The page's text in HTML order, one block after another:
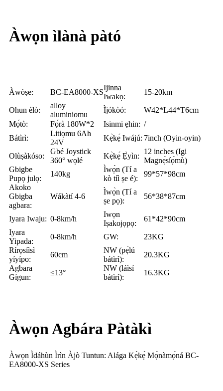
Àwọn ìlànà pàtó
Àwòṣe: BC-EA8000-XS
Ijinna
Iwakọ:
15-20km
Ohun èlò:
alloy
aluminiomu
Ìjókòó:
W42*L44*T6cm
Mọ́tò:
Fọ́rà 180W*2 Isinmi ẹhin: /
Bátìrì:
Litiọmu 6Ah
24V
Kẹ̀kẹ́ Iwájú: 7inch (Oyin-oyin)
Olùṣàkóso:
Gbé Joystick
360° wọlé
Kẹ̀kẹ́ Ẹ̀yìn:
12 inches (Igi
Magnẹ́síọ́mù)
Gbigbe
Pupọ julọ:
140kg
Ìwọ̀n (Tí a
kò tíì ṣe é):
99*57*98cm
Akoko
Gbigba
agbara:
Wákàtí 4-6
Ìwọ̀n (Tí a
ṣe pọ):
56*38*87cm
Iyara Iwaju: 0-8km/h
Iwọn
Iṣakojọpọ:
61*42*90cm
Iyara
Yipada:
0-8km/h GW:
23KG
Rírọsíìsì
yíyípo:
60cm
NW (pẹ̀lú
bátìrì):
20.3KG
Agbara
Gígun:
≤13°
NW (láìsí
bátìrì):
16.3KG
Àwọn Agbára Pàtàkì
Àwọn Ìdáhùn Ìrìn Àjò Tuntun: Alága Kẹ̀kẹ́ Mọ̀nàmọ́ná BC-
EA8000-XS Series